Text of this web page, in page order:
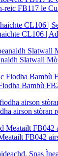
reic FB117 le
CL106 |
Slatwall
Bambù
airson stòran
FB042